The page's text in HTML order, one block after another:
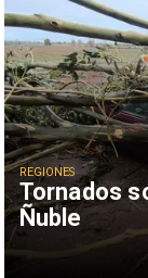
Tornados
Ñuble
REGIONES